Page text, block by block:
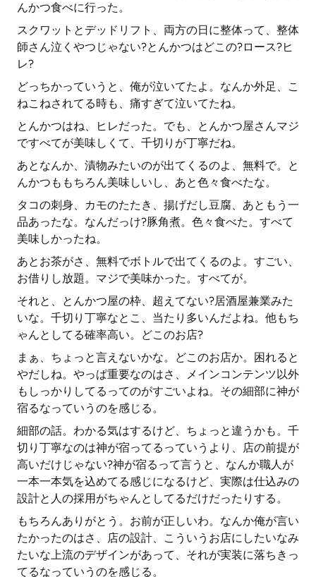
んかつ食べに行った。
スクワットとデッドリフト、両方の日に整体って、整体
師さん泣くやつじゃない?とんかつはどこの?ロース?ヒ
レ?
どっちかっていうと、俺が泣いてたよ。なんか外足、こ
ねこねされてる時も、痛すぎて泣いてたね。
とんかつはね、ヒレだった。でも、とんかつ屋さんマジ
ですべてが美味しくて、千切りが丁寧だね。
あとなんか、漬物みたいのが出てくるのよ、無料で。と
んかつももちろん美味しいし、あと色々食べたな。
タコの刺身、カモのたたき、揚げだし豆腐、あともう一
品あったな。なんだっけ?豚角煮。色々食べた。すべて
美味しかったね。
あとお茶がさ、無料でボトルで出てくるのよ。すごい、
お借りし放題。マジで美味かった。すべてが。
それと、とんかつ屋の枠、超えてない?居酒屋兼業みた
いな。千切り丁寧なとこ、当たり多いんだよね。他もち
ゃんとしてる確率高い。どこのお店?
まぁ、ちょっと言えないかな。どこのお店か。困れると
やだしね。やっぱ重要なのはさ、メインコンテンツ以外
もしっかりしてるってのがすごいよね。その細部に神が
宿るなっていうのを感じる。
細部の話。わかる気はするけど、ちょっと違うかも。千
切り丁寧なのは神が宿ってるっていうより、店の前提が
高いだけじゃない?神が宿るって言うと、なんか職人が
一本一本気を込めてる感じになるけど、実際は仕込みの
設計と人の採用がちゃんとしてるだけだったりする。
もちろんありがとう。お前が正しいわ。なんか俺が言い
たかったのはさ、店の設計、こういうお店にしたいなみ
たいな上流のデザインがあって、それが実装に落ちきっ
てるなっていうのを感じる。